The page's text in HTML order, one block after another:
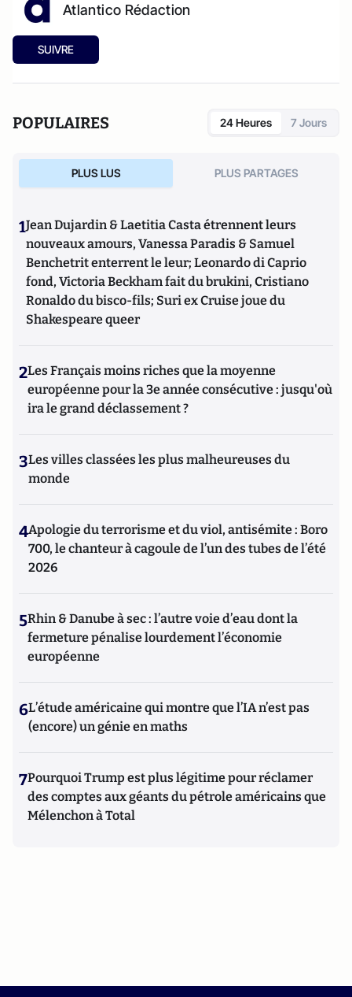
Atlantico Rédaction
SUIVRE
POPULAIRES 24 Heures 7 Jours
PLUS LUS PLUS PARTAGES
1Jean Dujardin & Laetitia Casta étrennent leurs
nouveaux amours, Vanessa Paradis & Samuel
Benchetrit enterrent le leur; Leonardo di Caprio
fond, Victoria Beckham fait du brukini, Cristiano
Ronaldo du bisco-fils; Suri ex Cruise joue du
Shakespeare queer
2Les Français moins riches que la moyenne
européenne pour la 3e année consécutive : jusqu'où
ira le grand déclassement ?
3Les villes classées les plus malheureuses du
monde
4Apologie du terrorisme et du viol, antisémite : Boro
700, le chanteur à cagoule de l’un des tubes de l’été
2026
5Rhin & Danube à sec : l’autre voie d’eau dont la
fermeture pénalise lourdement l’économie
européenne
6L’étude américaine qui montre que l’IA n’est pas
(encore) un génie en maths
7Pourquoi Trump est plus légitime pour réclamer
des comptes aux géants du pétrole américains que
Mélenchon à Total